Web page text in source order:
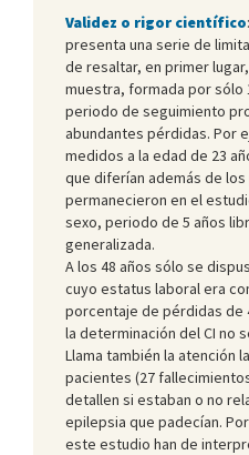
Validez o rigor científico
presenta una serie de
de resaltar, en primer
muestra, formada por sólo
periodo de seguimiento
abundantes pérdidas. Por
medidos a la edad de 23
que diferían además de
permanecieron en el
sexo, periodo de 5 años
generalizada.
A los 48 años sólo se
cuyo estatus laboral era
porcentaje de pérdidas de
la determinación del CI no
Llama también la atención
pacientes (27
detallen si estaban o no
epilepsia que padecían.
este estudio han de